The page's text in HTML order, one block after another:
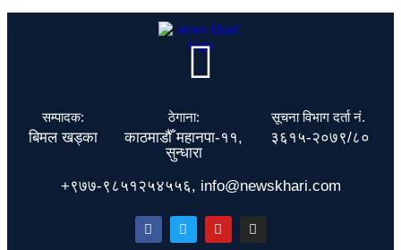
सम्पादक:
बिमल खड्का
ठेगाना:
काठमाडौँ महानपा-११,
सुन्धारा
सूचना विभाग दर्ता नं.
३६१५-२०७९/८०
+९७७-९८५१२५४५५६, info@newskhari.com